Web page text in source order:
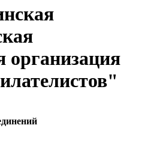
организация